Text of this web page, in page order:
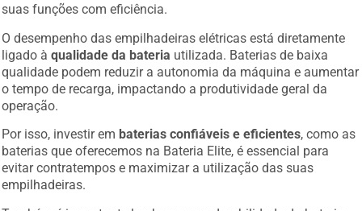
ligado àqualidade da bateriautilizada. Baterias de baixa
qualidade podem reduzir a autonomia da máquina e aumentar
o tempo de recarga, impactando a produtividade geral da
operação.
baterias que oferecemos na Bateria Elite, é essencial para
evitar contratempos e maximizar a utilização das suas
empilhadeiras.